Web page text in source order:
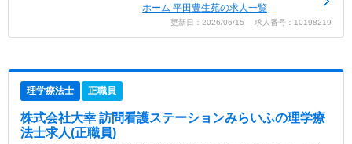
ホーム 平田豊生苑の求人一覧
更新日：2026/06/15 求人番号：10198219
理学療法士 正職員
株式会社大幸 訪問看護ステーションみらいふの理学療
法士求人(正職員)